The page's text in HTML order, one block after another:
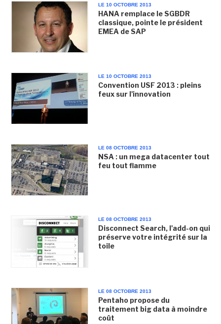
LE 10 OCTOBRE 2013
HANA remplace le SGBDR
classique, pointe le président
EMEA de SAP
LE 10 OCTOBRE 2013
Convention USF 2013 : pleins
feux sur l'innovation
LE 08 OCTOBRE 2013
NSA : un mega datacenter tout
feu tout flamme
LE 08 OCTOBRE 2013
Disconnect Search, l'add-on qui
préserve votre intégrité sur la
toile
LE 08 OCTOBRE 2013
Pentaho propose du
traitement big data à moindre
coût